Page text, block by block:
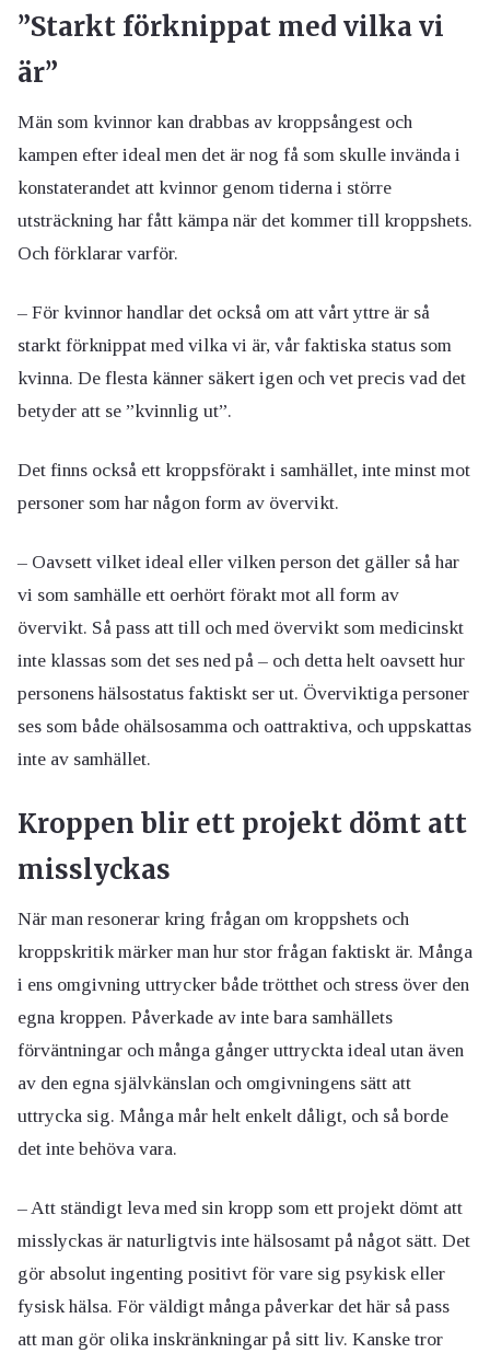
”Starkt förknippat med vilka vi
är”
Män som kvinnor kan drabbas av kroppsångest och
kampen efter ideal men det är nog få som skulle invända i
konstaterandet att kvinnor genom tiderna i större
utsträckning har fått kämpa när det kommer till kroppshets.
Och förklarar varför.
– För kvinnor handlar det också om att vårt yttre är så
starkt förknippat med vilka vi är, vår faktiska status som
kvinna. De flesta känner säkert igen och vet precis vad det
betyder att se ”kvinnlig ut”.
Det finns också ett kroppsförakt i samhället, inte minst mot
personer som har någon form av övervikt.
– Oavsett vilket ideal eller vilken person det gäller så har
vi som samhälle ett oerhört förakt mot all form av
övervikt. Så pass att till och med övervikt som medicinskt
inte klassas som det ses ned på – och detta helt oavsett hur
personens hälsostatus faktiskt ser ut. Överviktiga personer
ses som både ohälsosamma och oattraktiva, och uppskattas
inte av samhället.
Kroppen blir ett projekt dömt att
misslyckas
När man resonerar kring frågan om kroppshets och
kroppskritik märker man hur stor frågan faktiskt är. Många
i ens omgivning uttrycker både trötthet och stress över den
egna kroppen. Påverkade av inte bara samhällets
förväntningar och många gånger uttryckta ideal utan även
av den egna självkänslan och omgivningens sätt att
uttrycka sig. Många mår helt enkelt dåligt, och så borde
det inte behöva vara.
– Att ständigt leva med sin kropp som ett projekt dömt att
misslyckas är naturligtvis inte hälsosamt på något sätt. Det
gör absolut ingenting positivt för vare sig psykisk eller
fysisk hälsa. För väldigt många påverkar det här så pass
att man gör olika inskränkningar på sitt liv. Kanske tror